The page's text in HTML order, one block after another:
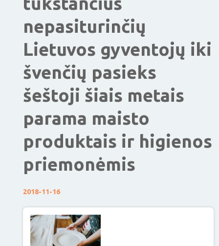
nepasiturinčių
Lietuvos gyventojų iki
švenčių pasieks
šeštoji šiais metais
parama maisto
produktais ir higienos
priemonėmis
2018-11-16